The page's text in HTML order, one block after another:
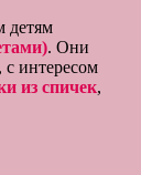
детям
. Они
с интересом
из спичек,